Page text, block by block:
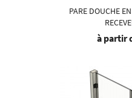
PARE DOUCHE
à partir